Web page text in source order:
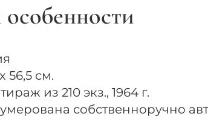
56,5 см.
из 210 экз., 1964 г.
собственноручно